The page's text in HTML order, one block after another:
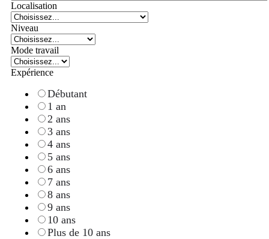
Localisation
Niveau
Mode travail
Expérience
Débutant
1 an
2 ans
3 ans
4 ans
5 ans
6 ans
7 ans
8 ans
9 ans
10 ans
Plus de 10 ans